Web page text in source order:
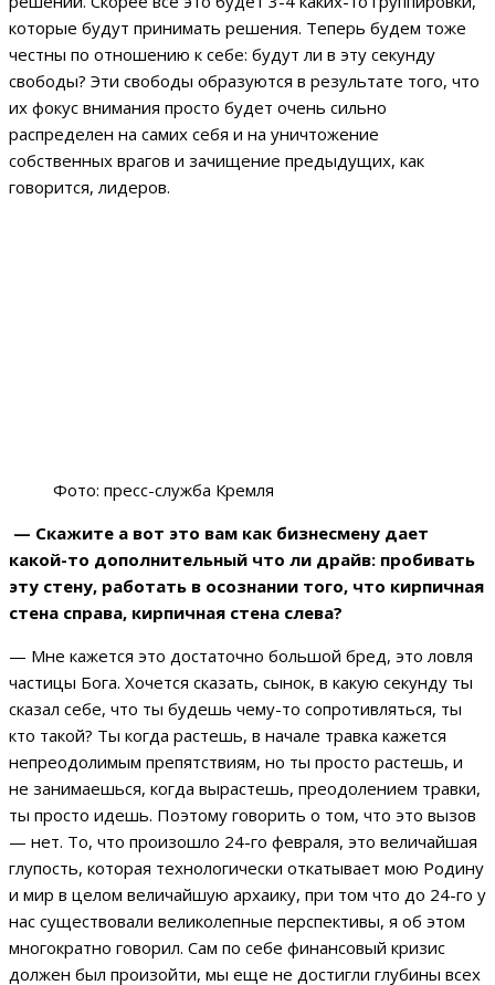
которые будут принимать решения. Теперь будем тоже
честны по отношению к себе: будут ли в эту секунду
свободы? Эти свободы образуются в результате того, что
их фокус внимания просто будет очень сильно
распределен на самих себя и на уничтожение
собственных врагов и зачищение предыдущих, как
говорится, лидеров.
Фото: пресс-служба Кремля
— Скажите а вот это вам как бизнесмену дает
какой-то дополнительный что ли драйв: пробивать
эту стену, работать в осознании того, что кирпичная
стена справа, кирпичная стена слева?
— Мне кажется это достаточно большой бред, это ловля
частицы Бога. Хочется сказать, сынок, в какую секунду ты
сказал себе, что ты будешь чему-то сопротивляться, ты
кто такой? Ты когда растешь, в начале травка кажется
непреодолимым препятствиям, но ты просто растешь, и
не занимаешься, когда вырастешь, преодолением травки,
ты просто идешь. Поэтому говорить о том, что это вызов
— нет. То, что произошло 24-го февраля, это величайшая
глупость, которая технологически откатывает мою Родину
и мир в целом величайшую архаику, при том что до 24-го у
нас существовали великолепные перспективы, я об этом
многократно говорил. Сам по себе финансовый кризис
должен был произойти, мы еще не достигли глубины всех